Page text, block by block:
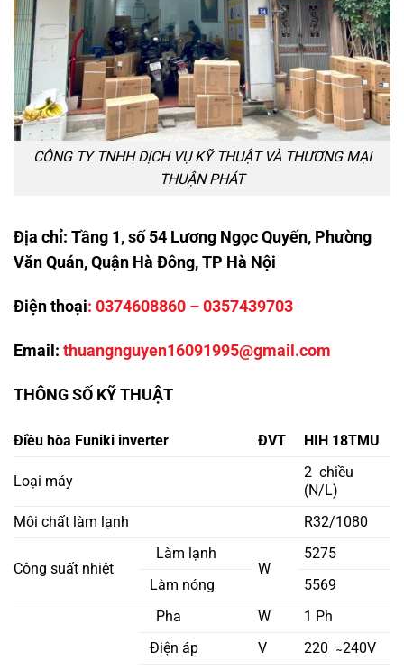
CÔNG TY TNHH DỊCH VỤ KỸ THUẬT VÀ THƯƠNG MẠI
THUẬN PHÁT
Địa chỉ: Tầng 1, số 54 Lương Ngọc Quyến, Phường
Văn Quán, Quận Hà Đông, TP Hà Nội
Điện thoại: 0374608860 – 0357439703
Email: thuangnguyen16091995@gmail.com
THÔNG SỐ KỸ THUẬT
Điều hòa Funiki inverter ĐVT HIH 18TMU
Loại máy
2 chiều
(N/L)
Môi chất làm lạnh
R32/1080
Công suất nhiệt
Làm lạnh
W
5275
Làm nóng
5569
Pha W
1 Ph
Điện áp
V 220 ̴ 240V